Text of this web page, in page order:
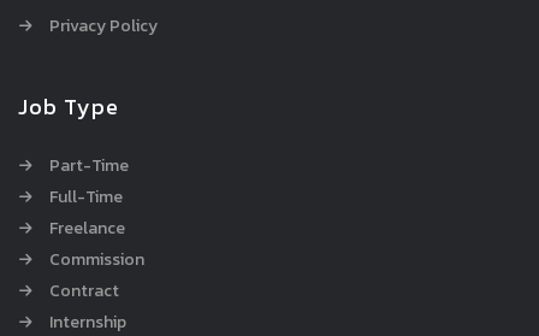
Privacy Policy
Job Type
Part-Time
Full-Time
Freelance
Commission
Contract
Internship